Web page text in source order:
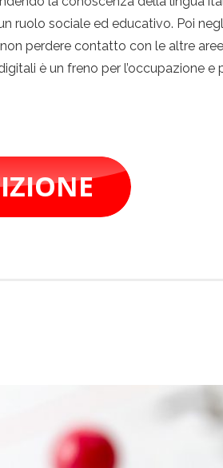
ruolo sociale ed educativo. Poi
perdere contatto con le altre
è un freno per l’occupazione e